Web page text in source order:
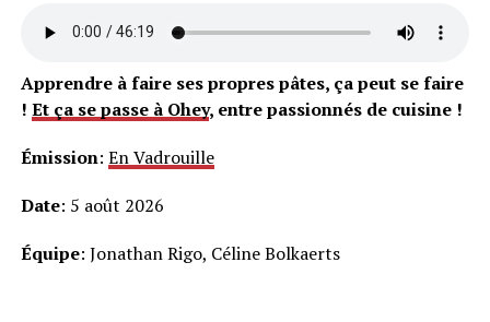
Apprendre à faire ses propres pâtes, ça peut se faire
! Et ça se passe à Ohey, entre passionnés de cuisine !
Émission: En Vadrouille
Date: 5 août 2026
Équipe: Jonathan Rigo, Céline Bolkaerts